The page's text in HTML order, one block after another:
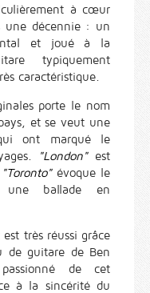
à cœur
une décennie : un
et joué à la
typiquement
caractéristique.
porte le nom
et se veut une
ont marqué le
"London"est
"Toronto"évoque le
ballade en
très réussi grâce
guitare de Ben
de cet
à la sincérité du